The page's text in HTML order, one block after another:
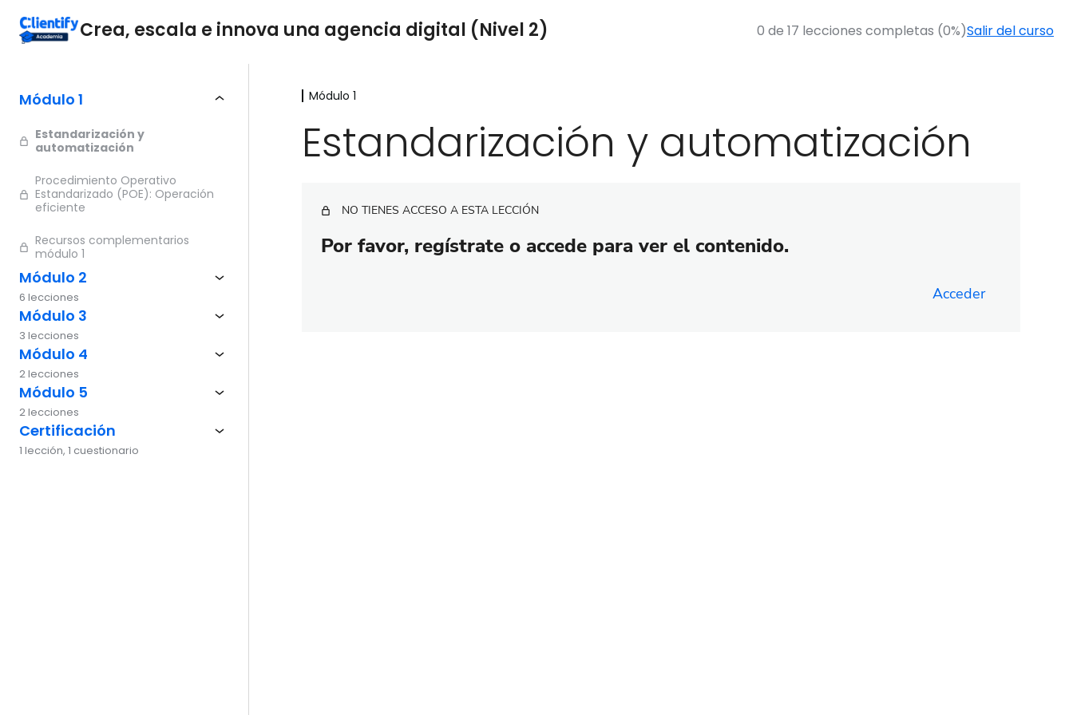
Crea, escala e innova una agencia digital (Nivel 2) 0 de 17 lecciones completas (0%)Salir del curso
Módulo 1
Estandarización y
automatización
Procedimiento Operativo
Estandarizado (POE): Operación
eficiente
Recursos complementarios
módulo 1
Módulo 2
6 lecciones
Módulo 3
3 lecciones
Módulo 4
2 lecciones
Módulo 5
2 lecciones
Certificación
1 lección, 1 cuestionario
Módulo 1
Estandarización y automatización
NO TIENES ACCESO A ESTA LECCIÓN
Por favor, regístrate o accede para ver el contenido.
Acceder